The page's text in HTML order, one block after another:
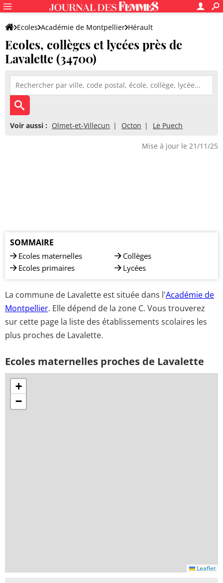
Ecoles Académie de Montpellier Hérault
Ecoles, collèges et lycées près de
Lavalette (34700)
Voir aussi : Olmet-et-Villecun Octon Le Puech
Mise à jour le 21/11/25
SOMMAIRE
Ecoles maternelles
Ecoles primaires
Collèges
Lycées
La commune de Lavalette est située dans l'Académie de
Montpellier. Elle dépend de la zone C. Vous trouverez
sur cette page la liste des établissements scolaires les
plus proches de Lavalette.
Ecoles maternelles proches de Lavalette
+
−
Leaflet